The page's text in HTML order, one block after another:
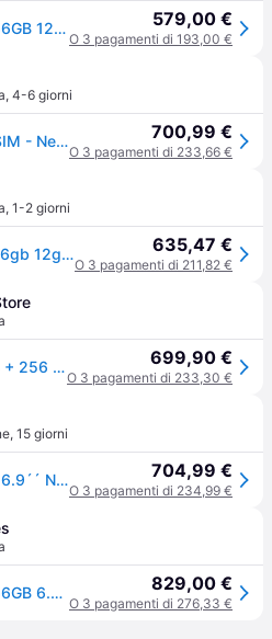
Xiaomi Poco F8 Ultra 5G 256GB 12GB RAM Dual Sim Black Europa 579,00 €
O 3 pagamenti di 193,00 €
, 4-6 giorni
Xiaomi Poco F8 Ultra Dual SIM - Nero - Cellulare - 256 GB 700,99 €
O 3 pagamenti di 233,66 €
, 1-2 giorni
Xiaomi Poco F8 Ultra 5g 256gb 12gb Ram Dual Sim Nero Black — Nuovo 635,47 €
O 3 pagamenti di 211,82 €
POCO F8 Ultra Black 12 GB + 256 GB 699,90 €
O 3 pagamenti di 233,30 €
, 15 giorni
Poco F8 Ultra 12gb/256gb 6.9´´ Nero One Size / EU Plug 220V 704,99 €
O 3 pagamenti di 234,99 €
POCO F8 Ultra 5G 12GB 256GB 6.9" Nero 829,00 €
O 3 pagamenti di 276,33 €